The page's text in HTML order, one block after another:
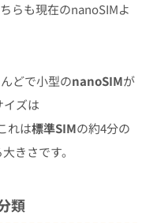
らも現在のnanoSIMよ
どで小型のnanoSIMが
イズは
れは標準SIMの約4分の
きさです。
類